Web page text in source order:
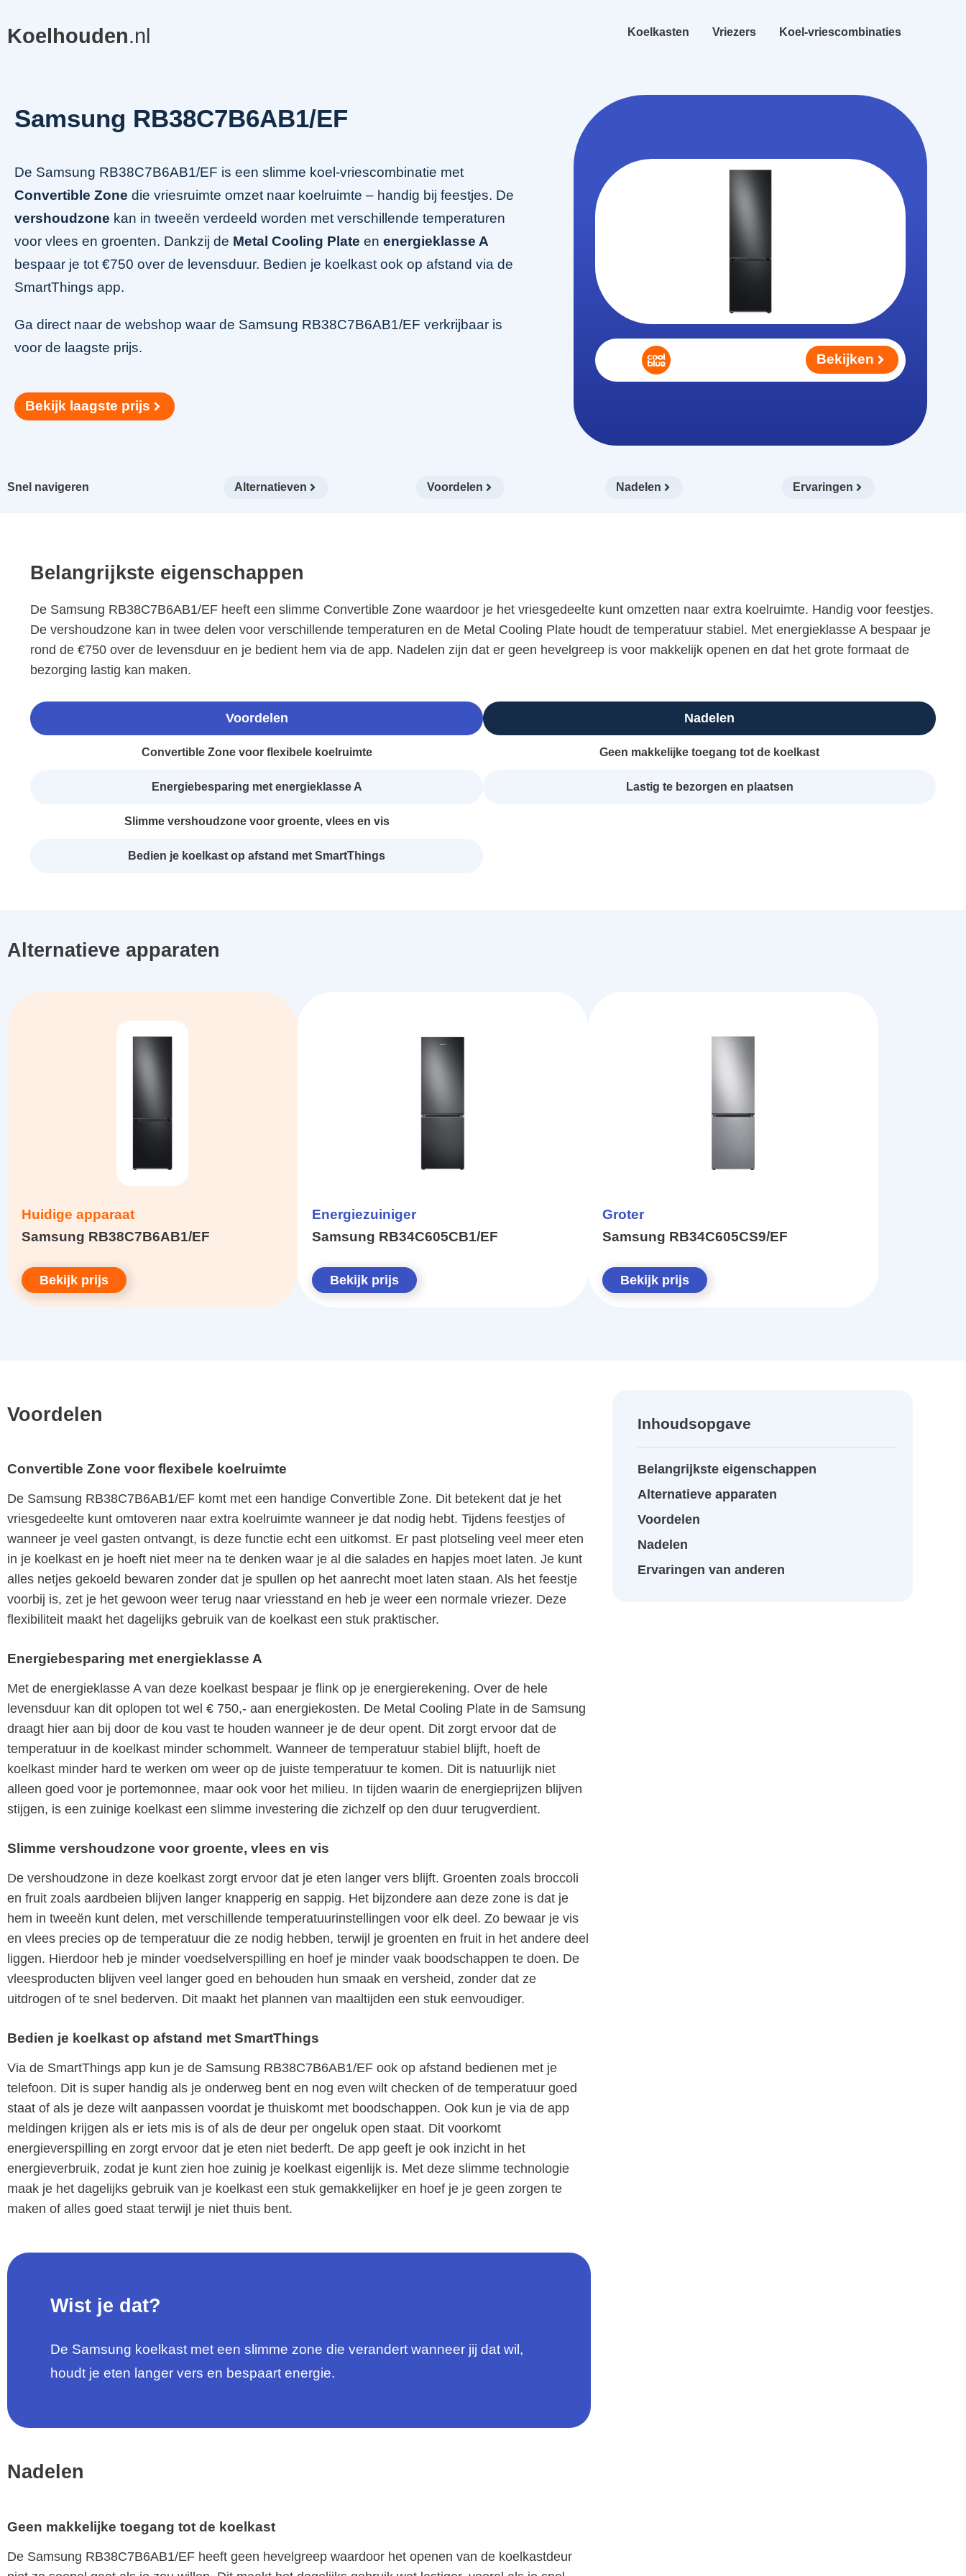
Koelhouden.nl Koelkasten Vriezers Koel-vriescombinaties
Samsung RB38C7B6AB1/EF
De Samsung RB38C7B6AB1/EF is een slimme koel-vriescombinatie met
Convertible Zone die vriesruimte omzet naar koelruimte – handig bij feestjes. De
vershoudzone kan in tweeën verdeeld worden met verschillende temperaturen
voor vlees en groenten. Dankzij de Metal Cooling Plate en energieklasse A
bespaar je tot €750 over de levensduur. Bedien je koelkast ook op afstand via de
SmartThings app.
Ga direct naar de webshop waar de Samsung RB38C7B6AB1/EF verkrijbaar is
voor de laagste prijs.
Bekijk laagste prijs
Bekijken
Snel navigeren Alternatieven Voordelen Nadelen Ervaringen
Belangrijkste eigenschappen
De Samsung RB38C7B6AB1/EF heeft een slimme Convertible Zone waardoor je het vriesgedeelte kunt omzetten naar extra koelruimte. Handig voor feestjes.
De vershoudzone kan in twee delen voor verschillende temperaturen en de Metal Cooling Plate houdt de temperatuur stabiel. Met energieklasse A bespaar je
rond de €750 over de levensduur en je bedient hem via de app. Nadelen zijn dat er geen hevelgreep is voor makkelijk openen en dat het grote formaat de
bezorging lastig kan maken.
Voordelen
Convertible Zone voor flexibele koelruimte
Energiebesparing met energieklasse A
Slimme vershoudzone voor groente, vlees en vis
Bedien je koelkast op afstand met SmartThings
Nadelen
Geen makkelijke toegang tot de koelkast
Lastig te bezorgen en plaatsen
Alternatieve apparaten
Huidige apparaat
Samsung RB38C7B6AB1/EF
Bekijk prijs
Energiezuiniger
Samsung RB34C605CB1/EF
Bekijk prijs
Groter
Samsung RB34C605CS9/EF
Bekijk prijs
Voordelen
Convertible Zone voor flexibele koelruimte
De Samsung RB38C7B6AB1/EF komt met een handige Convertible Zone. Dit betekent dat je het
vriesgedeelte kunt omtoveren naar extra koelruimte wanneer je dat nodig hebt. Tijdens feestjes of
wanneer je veel gasten ontvangt, is deze functie echt een uitkomst. Er past plotseling veel meer eten
in je koelkast en je hoeft niet meer na te denken waar je al die salades en hapjes moet laten. Je kunt
alles netjes gekoeld bewaren zonder dat je spullen op het aanrecht moet laten staan. Als het feestje
voorbij is, zet je het gewoon weer terug naar vriesstand en heb je weer een normale vriezer. Deze
flexibiliteit maakt het dagelijks gebruik van de koelkast een stuk praktischer.
Energiebesparing met energieklasse A
Met de energieklasse A van deze koelkast bespaar je flink op je energierekening. Over de hele
levensduur kan dit oplopen tot wel € 750,- aan energiekosten. De Metal Cooling Plate in de Samsung
draagt hier aan bij door de kou vast te houden wanneer je de deur opent. Dit zorgt ervoor dat de
temperatuur in de koelkast minder schommelt. Wanneer de temperatuur stabiel blijft, hoeft de
koelkast minder hard te werken om weer op de juiste temperatuur te komen. Dit is natuurlijk niet
alleen goed voor je portemonnee, maar ook voor het milieu. In tijden waarin de energieprijzen blijven
stijgen, is een zuinige koelkast een slimme investering die zichzelf op den duur terugverdient.
Slimme vershoudzone voor groente, vlees en vis
De vershoudzone in deze koelkast zorgt ervoor dat je eten langer vers blijft. Groenten zoals broccoli
en fruit zoals aardbeien blijven langer knapperig en sappig. Het bijzondere aan deze zone is dat je
hem in tweeën kunt delen, met verschillende temperatuurinstellingen voor elk deel. Zo bewaar je vis
en vlees precies op de temperatuur die ze nodig hebben, terwijl je groenten en fruit in het andere deel
liggen. Hierdoor heb je minder voedselverspilling en hoef je minder vaak boodschappen te doen. De
vleesproducten blijven veel langer goed en behouden hun smaak en versheid, zonder dat ze
uitdrogen of te snel bederven. Dit maakt het plannen van maaltijden een stuk eenvoudiger.
Bedien je koelkast op afstand met SmartThings
Via de SmartThings app kun je de Samsung RB38C7B6AB1/EF ook op afstand bedienen met je
telefoon. Dit is super handig als je onderweg bent en nog even wilt checken of de temperatuur goed
staat of als je deze wilt aanpassen voordat je thuiskomt met boodschappen. Ook kun je via de app
meldingen krijgen als er iets mis is of als de deur per ongeluk open staat. Dit voorkomt
energieverspilling en zorgt ervoor dat je eten niet bederft. De app geeft je ook inzicht in het
energieverbruik, zodat je kunt zien hoe zuinig je koelkast eigenlijk is. Met deze slimme technologie
maak je het dagelijks gebruik van je koelkast een stuk gemakkelijker en hoef je je geen zorgen te
maken of alles goed staat terwijl je niet thuis bent.
Inhoudsopgave
Belangrijkste eigenschappen
Alternatieve apparaten
Voordelen
Nadelen
Ervaringen van anderen
Wist je dat?
De Samsung koelkast met een slimme zone die verandert wanneer jij dat wil,
houdt je eten langer vers en bespaart energie.
Nadelen
Geen makkelijke toegang tot de koelkast
De Samsung RB38C7B6AB1/EF heeft geen hevelgreep waardoor het openen van de koelkastdeur